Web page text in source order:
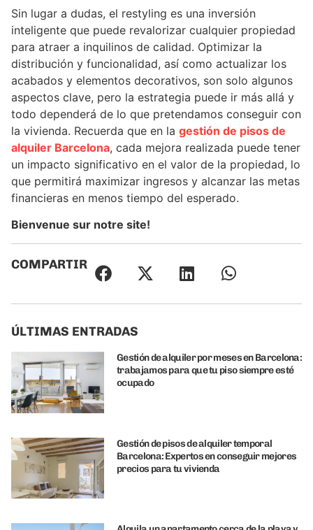
Sin lugar a dudas, el restyling es una inversión
inteligente que puede revalorizar cualquier propiedad
para atraer a inquilinos de calidad. Optimizar la
distribución y funcionalidad, así como actualizar los
acabados y elementos decorativos, son solo algunos
aspectos clave, pero la estrategia puede ir más allá y
todo dependerá de lo que pretendamos conseguir con
la vivienda. Recuerda que en la gestión de pisos de
alquiler Barcelona, cada mejora realizada puede tener
un impacto significativo en el valor de la propiedad, lo
que permitirá maximizar ingresos y alcanzar las metas
financieras en menos tiempo del esperado.
Bienvenue sur notre site!
COMPARTIR
ÚLTIMAS ENTRADAS
Gestión de alquiler por meses en Barcelona:
trabajamos para que tu piso siempre esté
ocupado
Gestión de pisos de alquiler temporal
Barcelona: Expertos en conseguir mejores
precios para tu vivienda